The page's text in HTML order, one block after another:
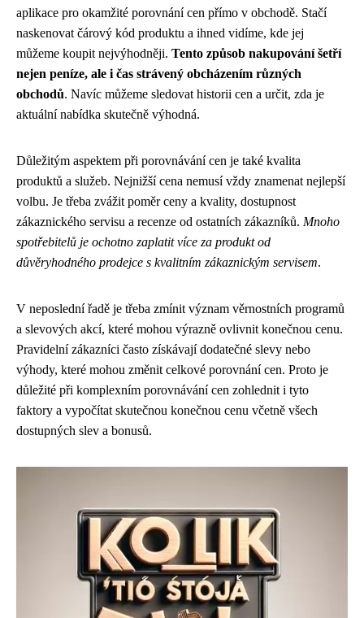
aplikace pro okamžité porovnání cen přímo v obchodě. Stačí
naskenovat čárový kód produktu a ihned vidíme, kde jej
můžeme koupit nejvýhodněji. Tento způsob nakupování šetří
nejen peníze, ale i čas strávený obcházením různých
obchodů. Navíc můžeme sledovat historii cen a určit, zda je
aktuální nabídka skutečně výhodná.
Důležitým aspektem při porovnávání cen je také kvalita
produktů a služeb. Nejnižší cena nemusí vždy znamenat nejlepší
volbu. Je třeba zvážit poměr ceny a kvality, dostupnost
zákaznického servisu a recenze od ostatních zákazníků. Mnoho
spotřebitelů je ochotno zaplatit více za produkt od
důvěryhodného prodejce s kvalitním zákaznickým servisem.
V neposlední řadě je třeba zmínit význam věrnostních programů
a slevových akcí, které mohou výrazně ovlivnit konečnou cenu.
Pravidelní zákazníci často získávají dodatečné slevy nebo
výhody, které mohou změnit celkové porovnání cen. Proto je
důležité při komplexním porovnávání cen zohlednit i tyto
faktory a vypočítat skutečnou konečnou cenu včetně všech
dostupných slev a bonusů.